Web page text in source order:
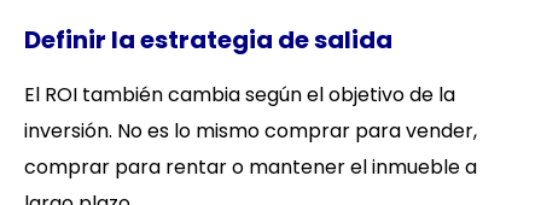
Definir la estrategia de salida
El ROI también cambia según el objetivo de la
inversión. No es lo mismo comprar para vender,
comprar para rentar o mantener el inmueble a